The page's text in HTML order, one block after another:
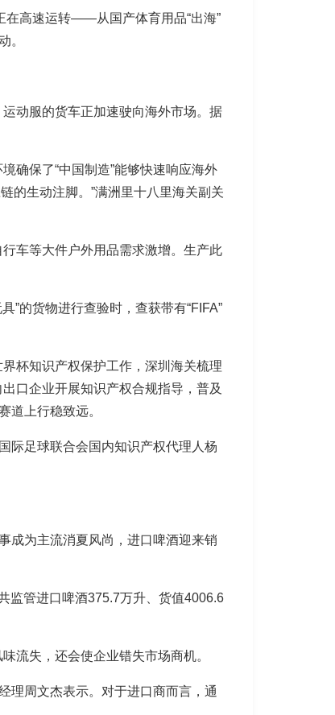
在高速运转——从国产体育用品“出海”
。
动服的货车正加速驶向海外市场。据
确保了“中国制造”能够快速响应海外
的生动注脚。”满洲里十八里海关副关
车等大件户外用品需求激增。生产此
”的货物进行查验时，查获带有“FIFA”
杯知识产权保护工作，深圳海关梳理
口企业开展知识产权合规指导，普及
道上行稳致远。
际足球联合会国内知识产权代理人杨
成为主流消夏风尚，进口啤酒迎来销
监管进口啤酒375.7万升、货值4006.6
流失，还会使企业错失市场商机。
理周文杰表示。对于进口商而言，通